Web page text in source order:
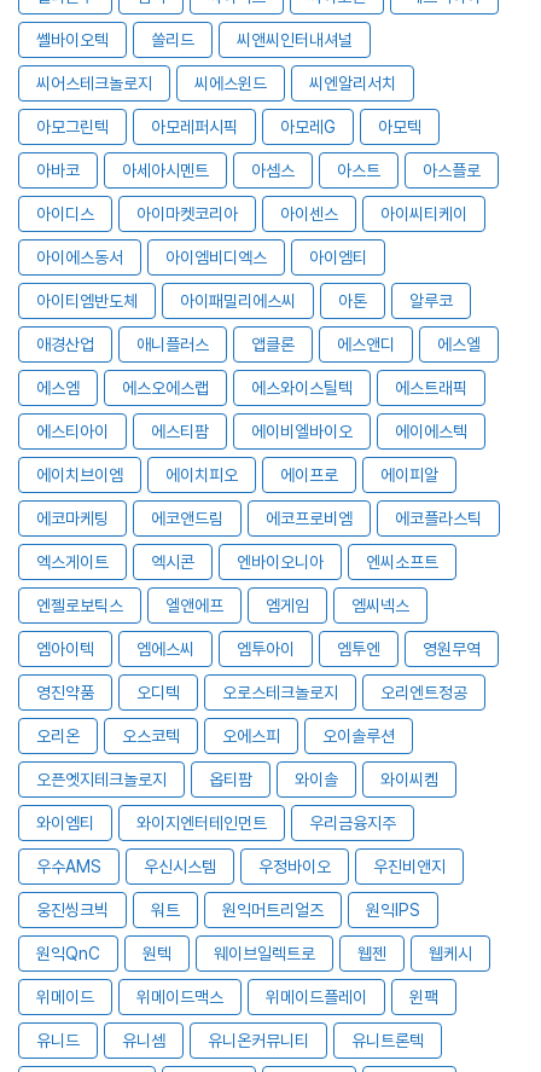
쎌바이오텍 쏠리드 씨앤씨인터내셔널
씨어스테크놀로지 씨에스윈드 씨엔알리서치
아모그린텍 아모레퍼시픽 아모레G 아모텍
아바코 아세아시멘트 아셈스 아스트 아스플로
아이디스 아이마켓코리아 아이센스 아이씨티케이
아이에스동서 아이엠비디엑스 아이엠티
아이티엠반도체 아이패밀리에스씨 아톤 알루코
애경산업 애니플러스 앱클론 에스앤디 에스엘
에스엠 에스오에스랩 에스와이스틸텍 에스트래픽
에스티아이 에스티팜 에이비엘바이오 에이에스텍
에이치브이엠 에이치피오 에이프로 에이피알
에코마케팅 에코앤드림 에코프로비엠 에코플라스틱
엑스게이트 엑시콘 엔바이오니아 엔씨소프트
엔젤로보틱스 엘앤에프 엠게임 엠씨넥스
엠아이텍 엠에스씨 엠투아이 엠투엔 영원무역
영진약품 오디텍 오로스테크놀로지 오리엔트정공
오리온 오스코텍 오에스피 오이솔루션
오픈엣지테크놀로지 옵티팜 와이솔 와이씨켐
와이엠티 와이지엔터테인먼트 우리금융지주
우수AMS 우신시스템 우정바이오 우진비앤지
웅진씽크빅 워트 원익머트리얼즈 원익IPS
원익QnC 원텍 웨이브일렉트로 웹젠 웹케시
위메이드 위메이드맥스 위메이드플레이 윈팩
유니드 유니셈 유니온커뮤니티 유니트론텍